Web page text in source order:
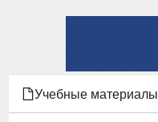
КНИГИ
Учебные